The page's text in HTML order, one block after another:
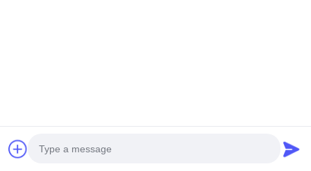
CCS2 CHAdeMO หลาย
จอทตอนนี้